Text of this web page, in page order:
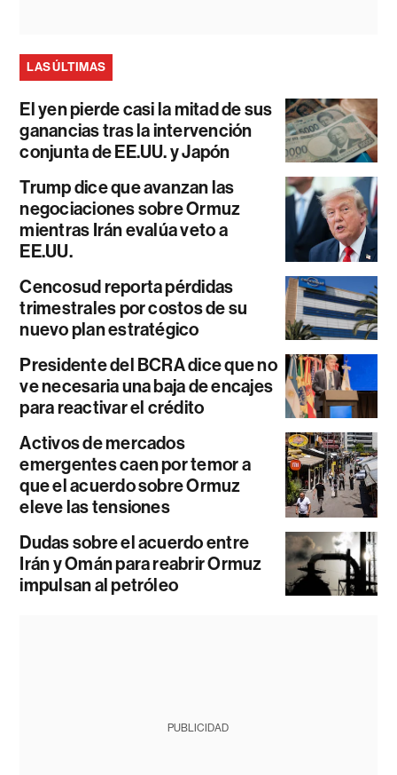
LAS ÚLTIMAS
El yen pierde casi la mitad de sus
ganancias tras la intervención
conjunta de EE.UU. y Japón
Trump dice que avanzan las
negociaciones sobre Ormuz
mientras Irán evalúa veto a
EE.UU.
Cencosud reporta pérdidas
trimestrales por costos de su
nuevo plan estratégico
Presidente del BCRA dice que no
ve necesaria una baja de encajes
para reactivar el crédito
Activos de mercados
emergentes caen por temor a
que el acuerdo sobre Ormuz
eleve las tensiones
Dudas sobre el acuerdo entre
Irán y Omán para reabrir Ormuz
impulsan al petróleo
PUBLICIDAD